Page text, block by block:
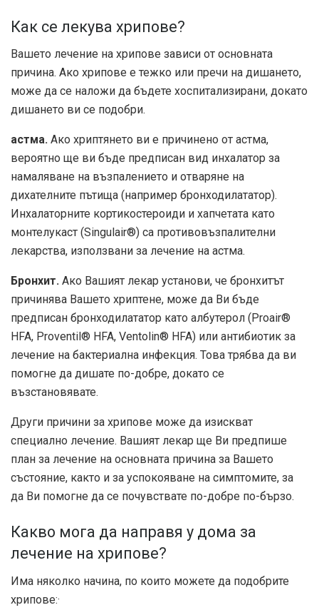
Как се лекува хрипове?
Вашето лечение на хрипове зависи от основната
причина. Ако хрипове е тежко или пречи на дишането,
може да се наложи да бъдете хоспитализирани, докато
дишането ви се подобри.
астма. Ако хриптянето ви е причинено от астма,
вероятно ще ви бъде предписан вид инхалатор за
намаляване на възпалението и отваряне на
дихателните пътища (например бронходилататор).
Инхалаторните кортикостероиди и хапчетата като
монтелукаст (Singulair®) са противовъзпалителни
лекарства, използвани за лечение на астма.
Бронхит. Ако Вашият лекар установи, че бронхитът
причинява Вашето хриптене, може да Ви бъде
предписан бронходилататор като албутерол (Proair®
HFA, Proventil® HFA, Ventolin® HFA) или антибиотик за
лечение на бактериална инфекция. Това трябва да ви
помогне да дишате по-добре, докато се
възстановявате.
Други причини за хрипове може да изискват
специално лечение. Вашият лекар ще Ви предпише
план за лечение на основната причина за Вашето
състояние, както и за успокояване на симптомите, за
да Ви помогне да се почувствате по-добре по-бързо.
Какво мога да направя у дома за
лечение на хрипове?
Има няколко начина, по които можете да подобрите
хрипове:·